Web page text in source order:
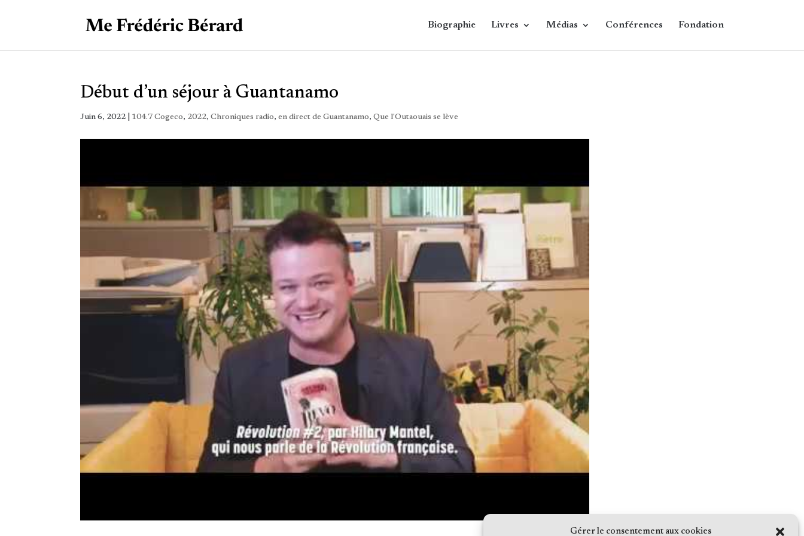
Gérer le consentement aux cookies
Biographie Livres Médias Conférences Fondation
Début d’un séjour à Guantanamo
Juin 6, 2022 104.7 Cogeco, 2022,Chroniques radio,en direct de Guantanamo,Que l'Outaouais se lève